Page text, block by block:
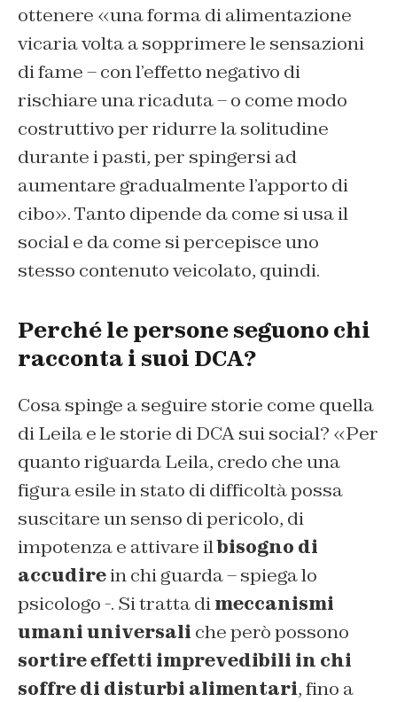
ottenere «una forma di alimentazione
vicaria volta a sopprimere le sensazioni
di fame – con l’effetto negativo di
rischiare una ricaduta – o come modo
costruttivo per ridurre la solitudine
durante i pasti, per spingersi ad
aumentare gradualmente l’apporto di
cibo». Tanto dipende da come si usa il
social e da come si percepisce uno
stesso contenuto veicolato, quindi.
Perché le persone seguono chi
racconta i suoi DCA?
Cosa spinge a seguire storie come quella
di Leila e le storie di DCA sui social? «Per
quanto riguarda Leila, credo che una
figura esile in stato di difficoltà possa
suscitare un senso di pericolo, di
impotenza e attivare ilbisogno di
accudirein chi guarda – spiega lo
psicologo -. Si tratta dimeccanismi
umani universali che però possono
sortire effetti imprevedibili in chi
soffre di disturbi alimentari, fino a